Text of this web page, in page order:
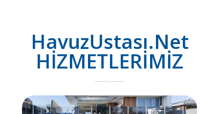
HavuzUstası.Net
HİZMETLERİMİZ